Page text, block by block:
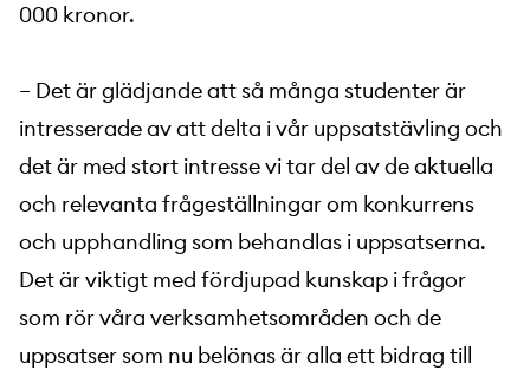
000 kronor.
– Det är glädjande att så många studenter är
intresserade av att delta i vår uppsatstävling och
det är med stort intresse vi tar del av de aktuella
och relevanta frågeställningar om konkurrens
och upphandling som behandlas i uppsatserna.
Det är viktigt med fördjupad kunskap i frågor
som rör våra verksamhetsområden och de
uppsatser som nu belönas är alla ett bidrag till